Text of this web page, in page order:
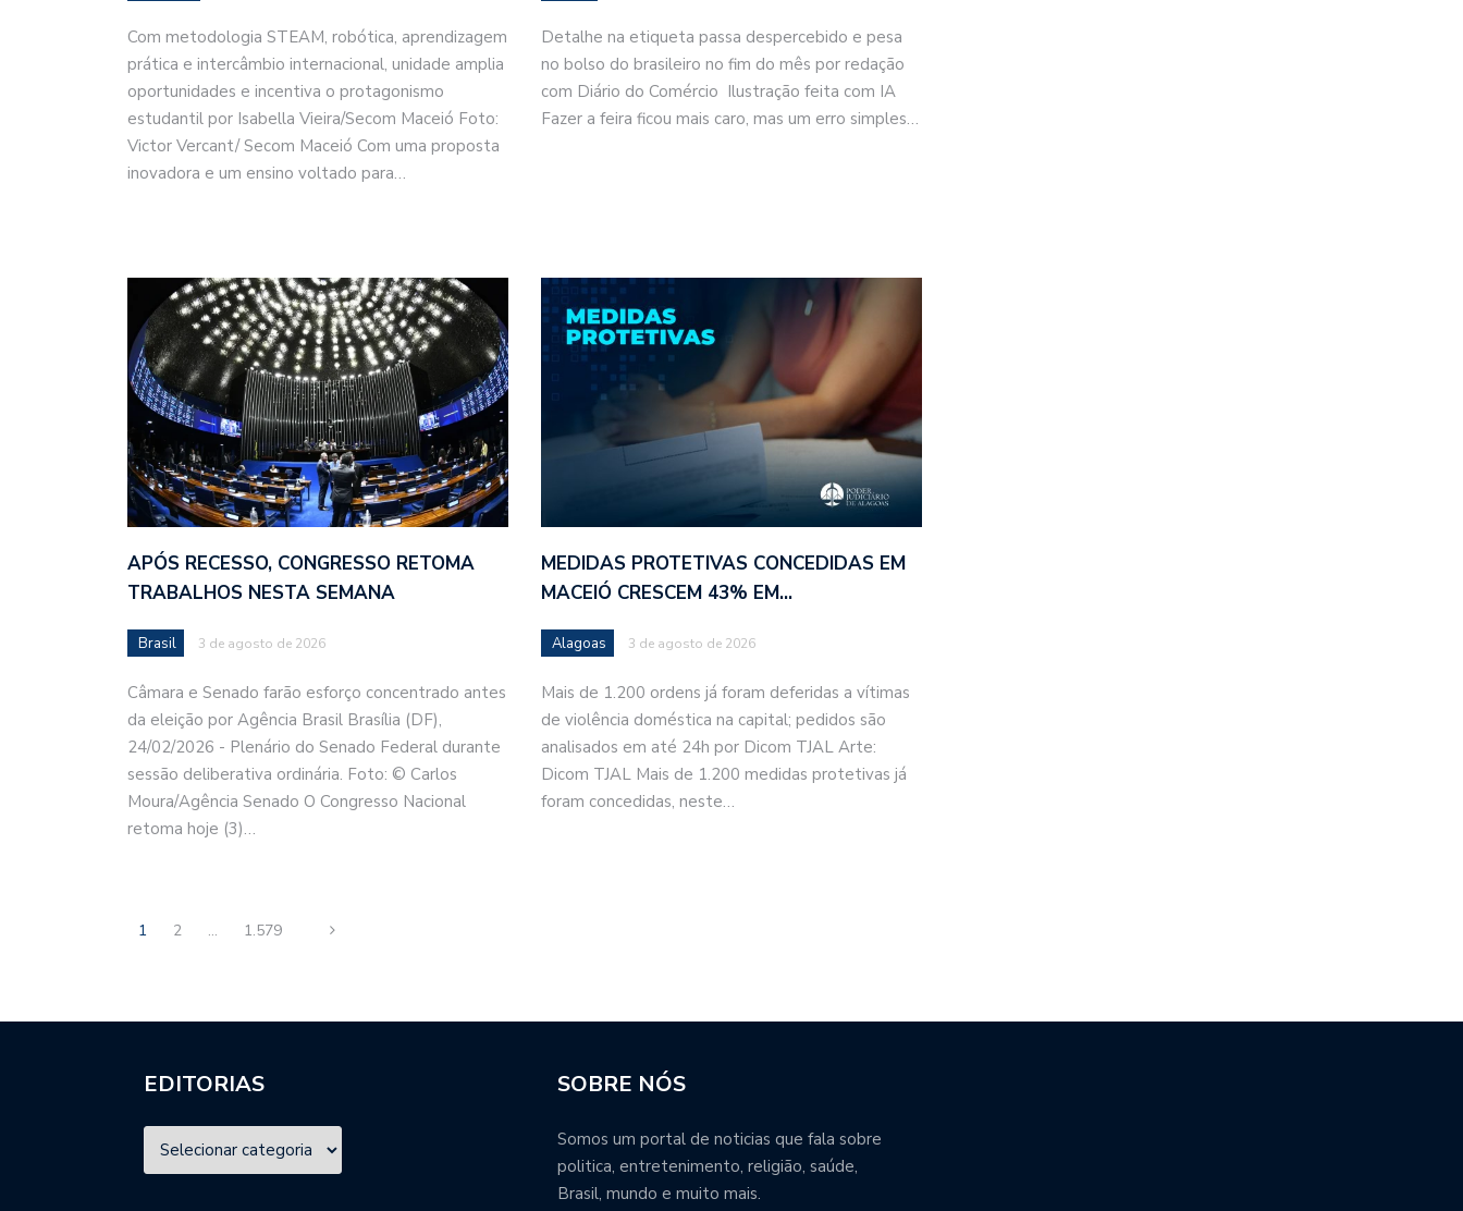
Com metodologia STEAM, robótica, aprendizagem
prática e intercâmbio internacional, unidade amplia
oportunidades e incentiva o protagonismo
estudantil por Isabella Vieira/Secom Maceió Foto:
Victor Vercant/ Secom Maceió Com uma proposta
inovadora e um ensino voltado para…
Detalhe na etiqueta passa despercebido e pesa
no bolso do brasileiro no fim do mês por redação
com Diário do Comércio Ilustração feita com IA
Fazer a feira ficou mais caro, mas um erro simples…
APÓS RECESSO, CONGRESSO RETOMA
TRABALHOS NESTA SEMANA
Brasil 3 de agosto de 2026
Câmara e Senado farão esforço concentrado antes
da eleição por Agência Brasil Brasília (DF),
24/02/2026 - Plenário do Senado Federal durante
sessão deliberativa ordinária. Foto: © Carlos
Moura/Agência Senado O Congresso Nacional
retoma hoje (3)…
MEDIDAS PROTETIVAS CONCEDIDAS EM
MACEIÓ CRESCEM 43% EM…
Alagoas 3 de agosto de 2026
Mais de 1.200 ordens já foram deferidas a vítimas
de violência doméstica na capital; pedidos são
analisados em até 24h por Dicom TJAL Arte:
Dicom TJAL Mais de 1.200 medidas protetivas já
foram concedidas, neste…
1 2 … 1.579
EDITORIAS SOBRE NÓS
Somos um portal de noticias que fala sobre
politica, entretenimento, religião, saúde,
Brasil, mundo e muito mais.